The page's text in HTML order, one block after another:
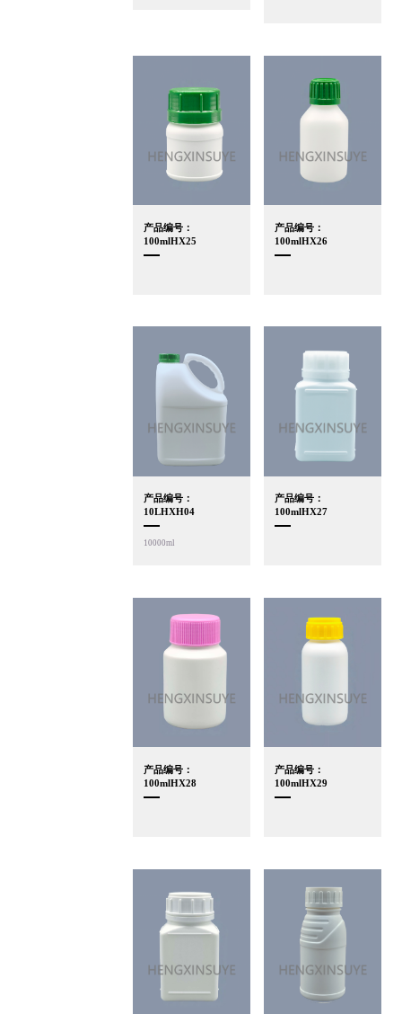
产品编号：
100mlHX25
产品编号：
100mlHX26
产品编号：
10LHXH04
10000ml
产品编号：
100mlHX27
产品编号：
100mlHX28
产品编号：
100mlHX29